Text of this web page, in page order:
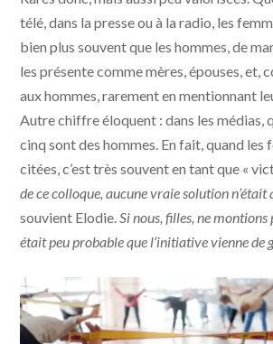
télé, dans la presse ou à la radio, les
bien plus souvent que les hommes, de
les présente comme mères, épouses, et,
aux hommes, rarement en mentionnant
Autre chiffre éloquent : dans les médias,
cinq sont des hommes. En fait, quand les
citées, c’est très souvent en tant que «
de ce colloque, aucune vraie solution n’était
souvient Elodie.Si nous, filles, ne
était peu probable que l’initiative vienne de